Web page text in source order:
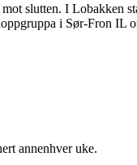
slutten. I Lobakken
i Sør-Fron IL
annenhver uke.